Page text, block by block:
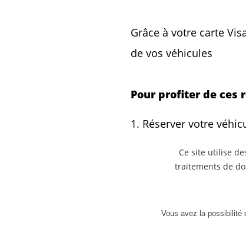
Grâce à votre carte
de vos véhicules
Pour profiter de ces
Réserver votre
Renseigner les
votre carte Visa
Ce site utilise
traitements de
Vous avez la possibilité